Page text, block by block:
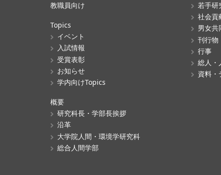
教職員向け
Topics
イベント
入試情報
受賞表彰
お知らせ
学内向けTopics
概要
研究科長・学部長挨拶
沿革
大学院人間・環境学研究科
総合人間学部
若手研
社会貢
男女共
刊行物
行事
総人・
資料・